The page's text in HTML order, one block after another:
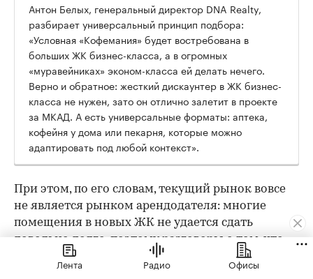
Антон Белых, генеральный директор DNA Realty,
разбирает универсальный принцип подбора:
«Условная «Кофемания» будет востребована в
больших ЖК бизнес-класса, а в огромных
«муравейниках» эконом-класса ей делать нечего.
Верно и обратное: жесткий дискаунтер в ЖК бизнес-
класса не нужен, зато он отлично залетит в проекте
за МКАД. А есть универсальные форматы: аптека,
кофейня у дома или пекарня, которые можно
адаптировать под любой контекст».
При этом, по его словам, текущий рынок вовсе
не является рынком арендодателя: многие
помещения в новых ЖК не удается сдать
довольно долго, поэтому разговоры о том, что
«выбирают не арендаторы, а их» — в
значительной мере оптимистичная картина, не
Лента Радио Офисы